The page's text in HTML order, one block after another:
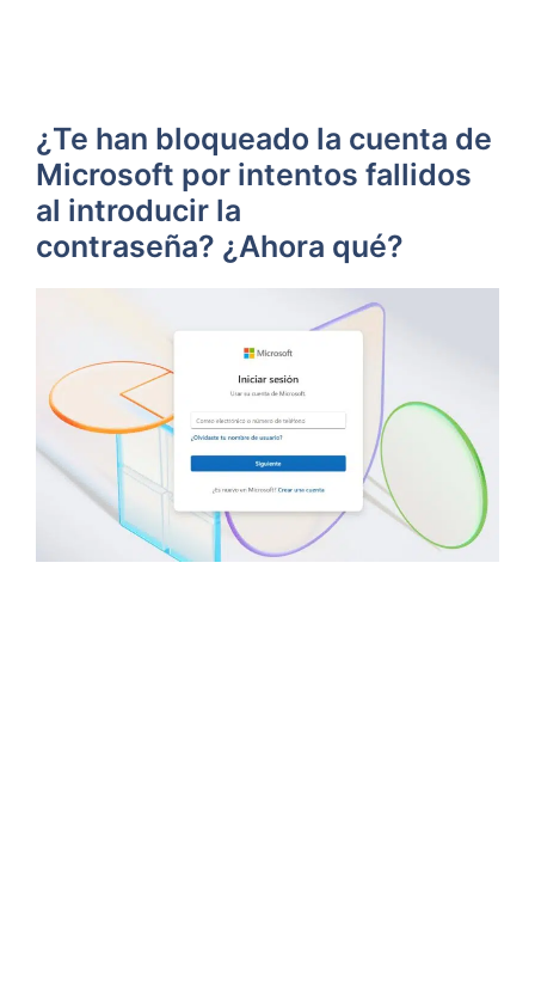
¿Te han bloqueado la cuenta de
Microsoft por intentos fallidos
al introducir la
contraseña? ¿Ahora qué?